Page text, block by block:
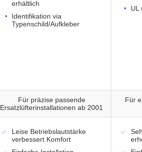
erhältlich
Identifikation via
Typenschild/Aufkleber
UL
Für präzise passende
Ersatzlüfterinstallationen ab 2001
Für
Leise Betriebslautstärke
verbessert Komfort